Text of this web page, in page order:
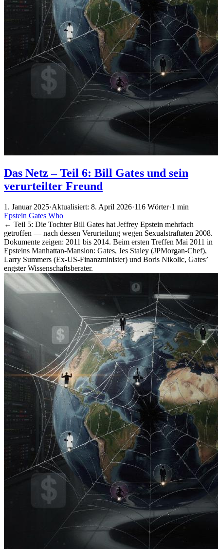
Das Netz – Teil 6: Bill Gates und sein
verurteilter Freund
1. Januar 2025·Aktualisiert: 8. April 2026·116 Wörter·1 min
Epstein Gates Who
← Teil 5: Die Tochter Bill Gates hat Jeffrey Epstein mehrfach
getroffen — nach dessen Verurteilung wegen Sexualstraftaten 2008.
Dokumente zeigen: 2011 bis 2014. Beim ersten Treffen Mai 2011 in
Epsteins Manhattan-Mansion: Gates, Jes Staley (JPMorgan-Chef),
Larry Summers (Ex-US-Finanzminister) und Boris Nikolic, Gates’
engster Wissenschaftsberater.